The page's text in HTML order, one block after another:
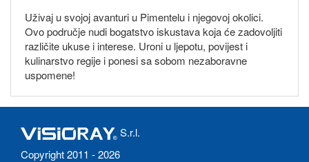
Uživaj u svojoj avanturi u Pimentelu i njegovoj okolici.
Ovo područje nudi bogatstvo iskustava koja će zadovoljiti
različite ukuse i interese. Uroni u ljepotu, povijest i
kulinarstvo regije i ponesi sa sobom nezaboravne
uspomene!
S.r.l.
Copyright 2011 - 2026